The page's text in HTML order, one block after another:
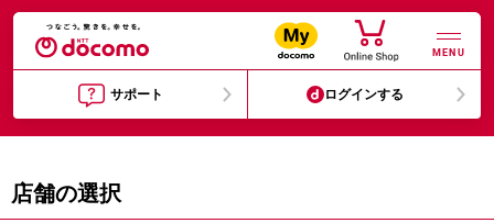
MENU
サポート ログインする
店舗の選択